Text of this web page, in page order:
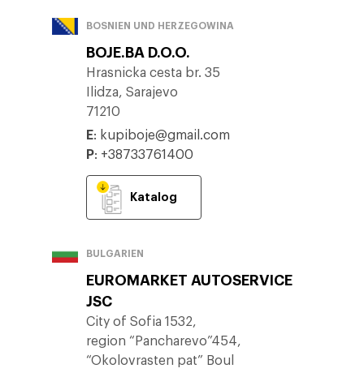
BOSNIEN UND HERZEGOWINA
BOJE.BA D.O.O.
Hrasnicka cesta br. 35
Ilidza, Sarajevo
71210
E: kupiboje@gmail.com
P: +38733761400
Katalog
BULGARIEN
EUROMARKET AUTOSERVICE
JSC
City of Sofia 1532,
region “Pancharevo”454,
“Okolovrasten pat” Boul